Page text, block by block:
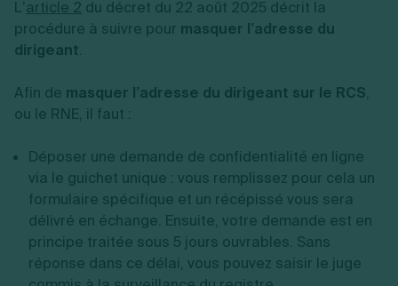
L’article 2 du décret du 22 août 2025 décrit la
procédure à suivre pour masquer l’adresse du
dirigeant.
Afin de masquer l’adresse du dirigeant sur le RCS,
ou le RNE, il faut :
Déposer une demande de confidentialité en ligne
via le guichet unique : vous remplissez pour cela un
formulaire spécifique et un récépissé vous sera
délivré en échange. Ensuite, votre demande est en
principe traitée sous 5 jours ouvrables. Sans
réponse dans ce délai, vous pouvez saisir le juge